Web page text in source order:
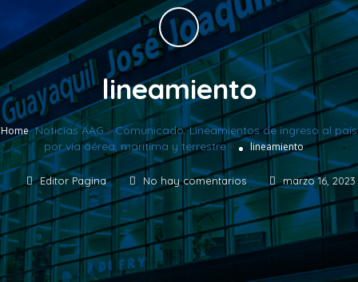
lineamiento
Home Noticias AAG»Comunicado: Lineamientos de ingreso al país
por vía aérea, marítima y terrestre» lineamiento
Editor Pagina No hay comentarios marzo 16, 2023